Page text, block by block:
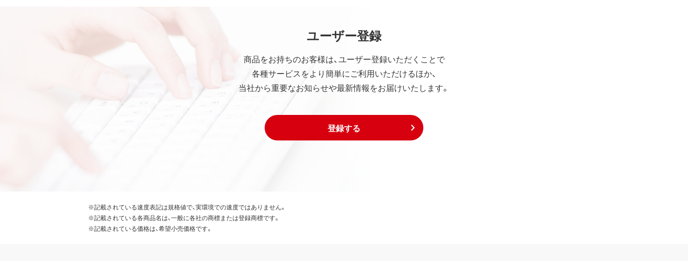
ユーザー登録
商品をお持ちのお客様は、ユーザー登録いただくことで
各種サービスをより簡単にご利用いただけるほか、
当社から重要なお知らせや最新情報をお届けいたします。
登録する
※記載されている速度表記は規格値で、実環境での速度ではありません。
※記載されている各商品名は、一般に各社の商標または登録商標です。
※記載されている価格は、希望小売価格です。